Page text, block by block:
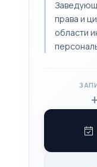
права и
области